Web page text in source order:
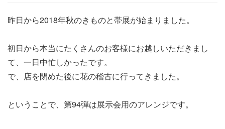
n
昨日から2018年秋のきものと帯展が始まりました。
初日から本当にたくさんのお客様にお越しいただきまし
て、一日中忙しかったです。
で、店を閉めた後に花の稽古に行ってきました。
ということで、第94弾は展示会用のアレンジです。